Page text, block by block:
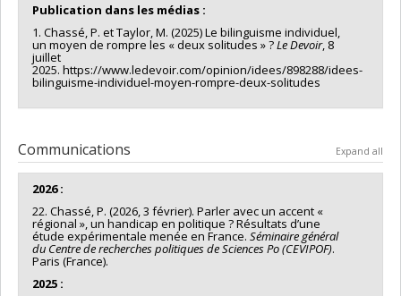
Publication dans les médias :
1. Chassé, P. et Taylor, M. (2025) Le bilinguisme individuel,
un moyen de rompre les « deux solitudes » ?Le Devoir, 8
juillet
2025. https://www.ledevoir.com/opinion/idees/898288/idees-
bilinguisme-individuel-moyen-rompre-deux-solitudes
Communications Expand all
2026 :
22. Chassé, P. (2026, 3 février). Parler avec un accent «
régional », un handicap en politique ? Résultats d’une
étude expérimentale menée en France. Séminaire général
du Centre de recherches politiques de Sciences Po (CEVIPOF).
Paris (France).
2025 :